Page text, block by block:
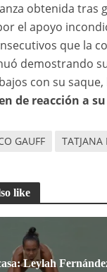
obtenida tras
el apoyo
que la
demostrando
con su
de reacción a
GAUFF TATJANA
like
Leylah